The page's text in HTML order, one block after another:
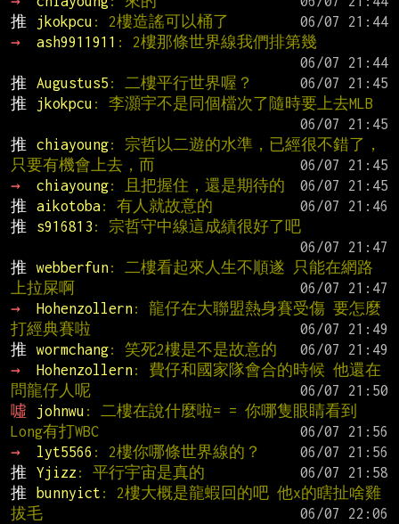
推
jkokpcu : 2樓造謠可以桶了
→
ash9911911 : 2樓那條世界線我們排第幾
推
Augustus5 : 二樓平行世界喔？
推
jkokpcu : 李灝宇不是同個檔次了隨時要上去MLB
推
chiayoung: 宗哲以二遊的水準，已經很不錯了，
只要有機會上去，而
→
chiayoung: 且把握住，還是期待的
推
aikotoba: 有人就故意的
推
s916813 : 宗哲守中線這成績很好了吧
推
webberfun: 二樓看起來人生不順遂 只能在網路
上拉屎啊
→
Hohenzollern: 龍仔在大聯盟熱身賽受傷 要怎麼
打經典賽啦
推
wormchang: 笑死2樓是不是故意的
→
Hohenzollern: 費仔和國家隊會合的時候 他還在
問龍仔人呢
噓
johnwu : 二樓在說什麼啦= = 你哪隻眼睛看到
Long有打WBC
→
lyt5566 : 2樓你哪條世界線的？
推
Yjizz : 平行宇宙是真的
推
bunnyict : 2樓大概是龍蝦回的吧 他x的瞎扯啥雞
拔毛